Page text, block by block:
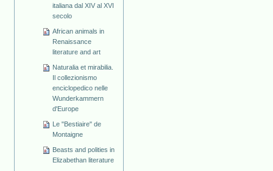
italiana dal XIV al XVI
secolo
African animals in
Renaissance
literature and art
Naturalia et mirabilia.
Il collezionismo
enciclopedico nelle
Wunderkammern
d'Europe
Le "Bestiaire" de
Montaigne
Beasts and polities in
Elizabethan literature